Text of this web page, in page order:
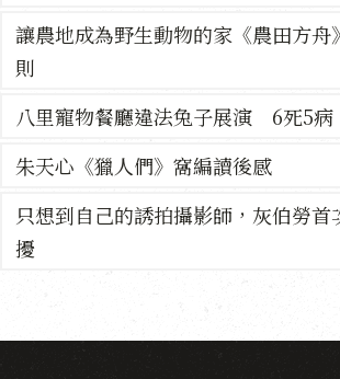
讓農地成為野生動物的家《農田方舟
則
八里寵物餐廳違法兔子展演 6死5病
朱天心《獵人們》窩編讀後感
只想到自己的誘拍攝影師，灰伯勞首
擾